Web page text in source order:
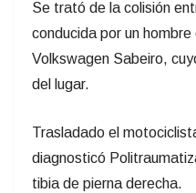
Se trató de la colisión
conducida por un
Volkswagen Sabeiro,
del lugar.
Trasladado el
diagnosticó
tibia de pierna derecha.